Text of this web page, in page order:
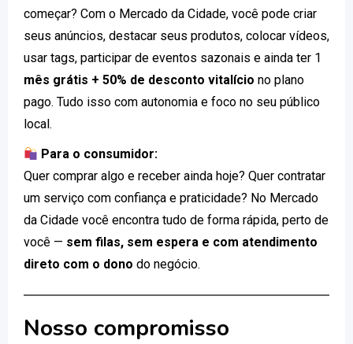
começar? Com o Mercado da Cidade, você pode criar
seus anúncios, destacar seus produtos, colocar vídeos,
usar tags, participar de eventos sazonais e ainda ter 1
mês grátis + 50% de desconto vitalício no plano
pago. Tudo isso com autonomia e foco no seu público
local.
Para o consumidor:
Quer comprar algo e receber ainda hoje? Quer contratar
um serviço com confiança e praticidade? No Mercado
da Cidade você encontra tudo de forma rápida, perto de
você — sem filas, sem espera e com atendimento
direto com o dono do negócio.
Nosso compromisso